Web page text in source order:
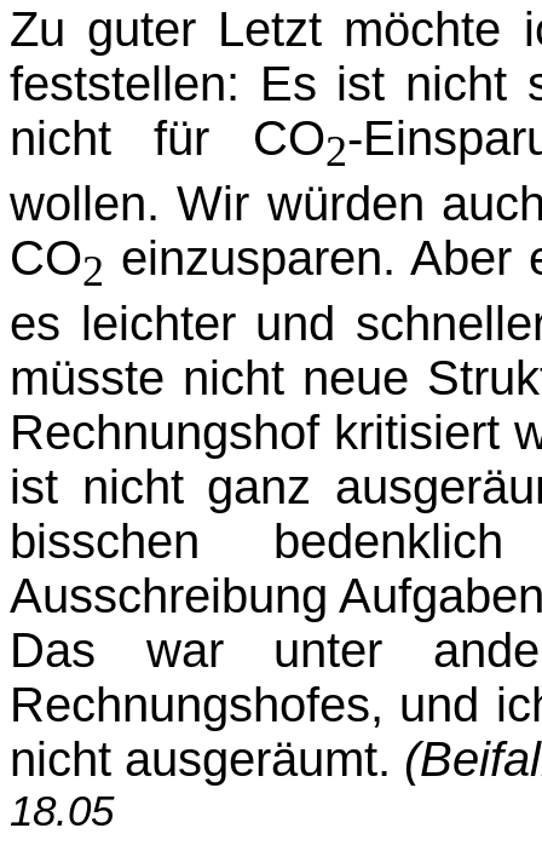
Zu guter Letzt möchte
feststellen: Es ist nicht
nicht für CO2-
wollen. Wir würden
CO2 einzusparen. Aber
es leichter und
müsste nicht neue
Rechnungshof kritisiert
ist nicht ganz
bisschen
Ausschreibung
Das war unter
Rechnungshofes, und
nicht ausgeräumt.
18.05